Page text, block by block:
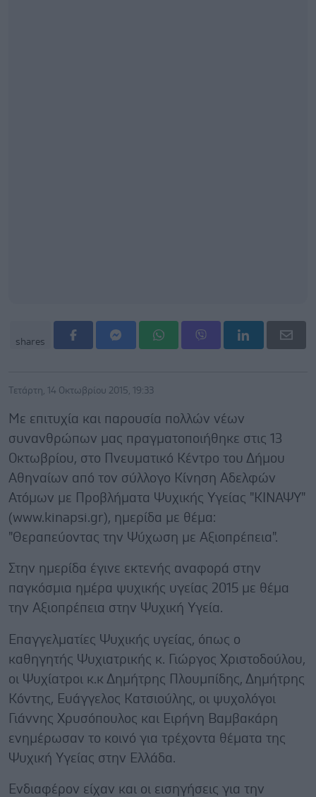
shares
Τετάρτη, 14 Οκτωβρίου 2015, 19:33
Με επιτυχία και παρουσία πολλών νέων
συνανθρώπων μας πραγματοποιήθηκε στις 13
Οκτωβρίου, στο Πνευματικό Κέντρο του Δήμου
Αθηναίων από τον σύλλογο Κίνηση Αδελφών
Ατόμων με Προβλήματα Ψυχικής Υγείας "ΚΙΝΑΨΥ"
(www.kinapsi.gr), ημερίδα με θέμα:
"Θεραπεύοντας την Ψύχωση με Αξιοπρέπεια".
Στην ημερίδα έγινε εκτενής αναφορά στην
παγκόσμια ημέρα ψυχικής υγείας 2015 με θέμα
την Αξιοπρέπεια στην Ψυχική Υγεία.
Επαγγελματίες Ψυχικής υγείας, όπως ο
καθηγητής Ψυχιατρικής κ. Γιώργος Χριστοδούλου,
οι Ψυχίατροι κ.κ Δημήτρης Πλουμπίδης, Δημήτρης
Κόντης, Ευάγγελος Κατσιούλης, οι ψυχολόγοι
Γιάννης Χρυσόπουλος και Ειρήνη Βαμβακάρη
ενημέρωσαν το κοινό για τρέχοντα θέματα της
Ψυχική Υγείας στην Ελλάδα.
Ενδιαφέρον είχαν και οι εισηγήσεις για την